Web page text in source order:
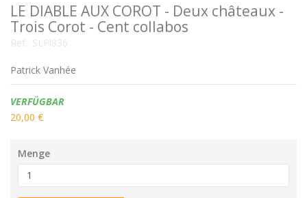
LE DIABLE AUX COROT - Deux châteaux -
Trois Corot - Cent collabos
Ref.: SLPl836
Patrick Vanhée
Verfügbarkeit:
VERFÜGBAR
20,00 €
Menge